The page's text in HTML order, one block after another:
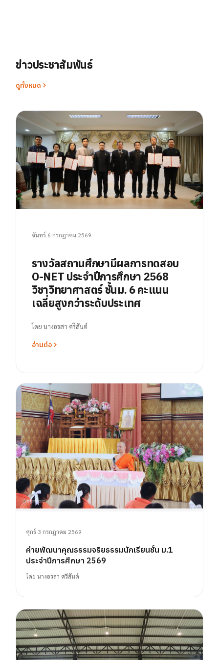
ข่าวประชาสัมพันธ์
ดูทั้งหมด
จันทร์ 6 กรกฎาคม 2569
รางวัลสถานศึกษามีผลการทดสอบ
O-NET ประจำปีการศึกษา 2568
วิชาวิทยาศาสตร์ ชั้นม. 6 คะแนน
เฉลี่ยสูงกว่าระดับประเทศ
โดย นางอรสา ศรีสันต์
อ่านต่อ
ศุกร์ 3 กรกฎาคม 2569
ค่ายพัฒนาคุณธรรมจริยธรรมนักเรียนชั้น ม.1
ประจำปีการศึกษา 2569
โดย นางอรสา ศรีสันต์